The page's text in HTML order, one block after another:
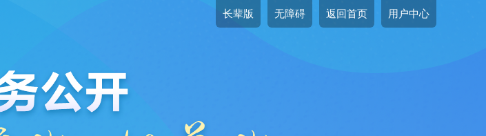
长辈版 无障碍 返回首页 用户中心